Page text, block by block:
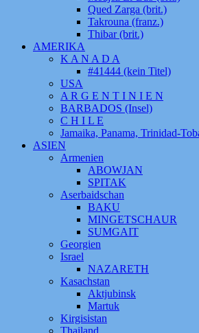
Qued Zarga (brit.)
Takrouna (franz.)
Thibar (brit.)
AMERIKA
K A N A D A
#41444 (kein Titel)
USA
A R G E N T I N I E N
BARBADOS (Insel)
C H I L E
Jamaika, Panama, Trinidad-
ASIEN
Armenien
ABOWJAN
SPITAK
Aserbaidschan
BAKU
MINGETSCHAUR
SUMGAIT
Georgien
Israel
NAZARETH
Kasachstan
Aktjubinsk
Martuk
Kirgisistan
Thailand